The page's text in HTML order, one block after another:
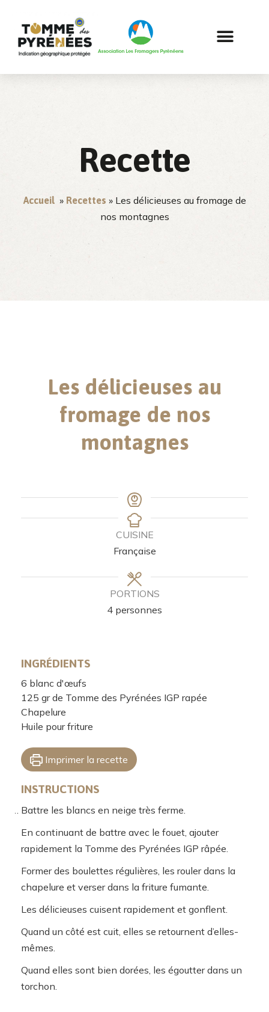
Recette
Accueil » Recettes » Les délicieuses au fromage de
nos montagnes
Les délicieuses au
fromage de nos
montagnes
CUISINE
Française
PORTIONS
4 personnes
INGRÉDIENTS
6 blanc d'œufs
125 gr de Tomme des Pyrénées IGP rapée
Chapelure
Huile pour friture
Imprimer la recette
INSTRUCTIONS
Battre les blancs en neige très ferme.
En continuant de battre avec le fouet, ajouter
rapidement la Tomme des Pyrénées IGP râpée.
Former des boulettes régulières, les rouler dans la
chapelure et verser dans la friture fumante.
Les délicieuses cuisent rapidement et gonflent.
Quand un côté est cuit, elles se retournent d’elles-
mêmes.
Quand elles sont bien dorées, les égoutter dans un
torchon.